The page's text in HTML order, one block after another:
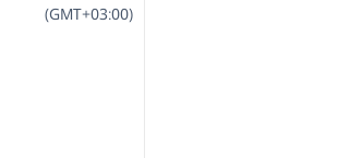
(GMT+03:00)